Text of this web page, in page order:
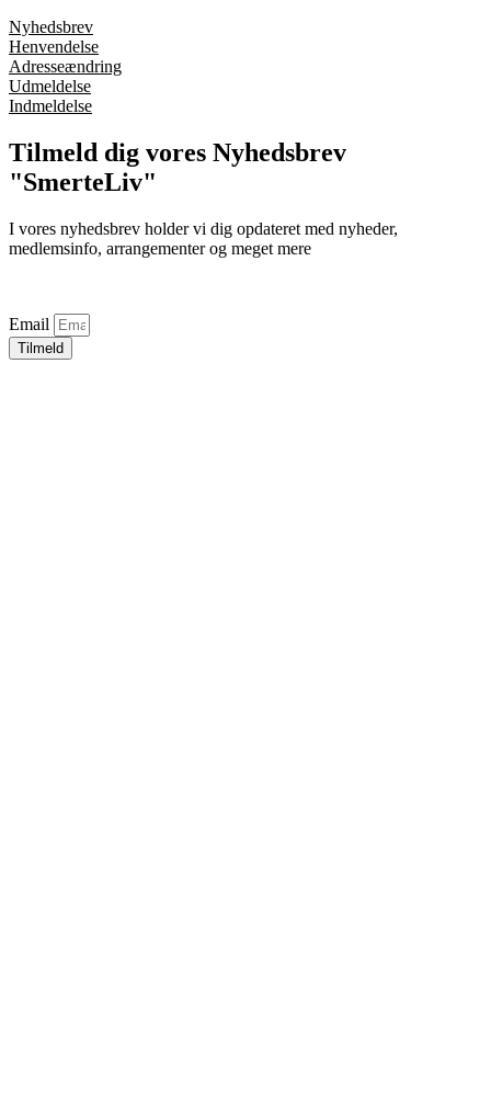
Nyhedsbrev
Henvendelse
Adresseændring
Udmeldelse
Indmeldelse
Tilmeld dig vores Nyhedsbrev
"SmerteLiv"
I vores nyhedsbrev holder vi dig opdateret med nyheder,
medlemsinfo, arrangementer og meget mere
Email
Tilmeld